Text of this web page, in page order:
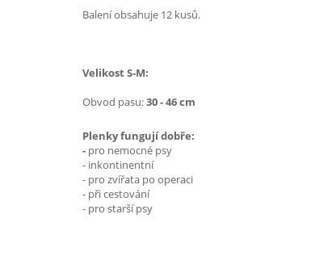
Balení obsahuje 12 kusů.
Velikost S-M:
Obvod pasu:30 - 46 cm
Plenky fungují dobře:
- pro nemocné psy
- inkontinentní
- pro zvířata po operaci
- při cestování
- pro starší psy